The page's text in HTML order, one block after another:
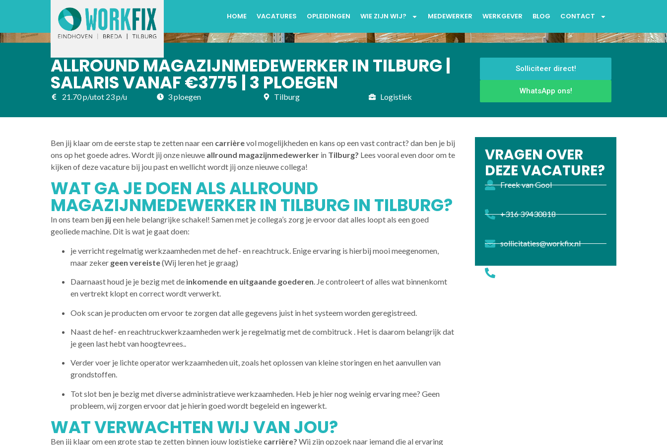
HOME VACATURES OPLEIDINGEN WIE ZIJN WIJ? MEDEWERKER WERKGEVER BLOG CONTACT
ALLROUND MAGAZIJNMEDEWERKER IN TILBURG |
SALARIS VANAF €3775 | 3 PLOEGEN
21.70 p/utot 23 p/u 3 ploegen Tilburg Logistiek
Solliciteer direct!
WhatsApp ons!
Ben jij klaar om de eerste stap te zetten naar een carrièrevol mogelijkheden en kans op een vast contract? dan ben je bij
ons op het goede adres. Wordt jij onze nieuwe allround magazijnmedewerker in Tilburg? Lees vooral even door om te
kijken of deze vacature bij jou past en wellicht wordt jij onze nieuwe collega!
WAT GA JE DOEN ALS ALLROUND
MAGAZIJNMEDEWERKER IN TILBURG IN TILBURG?
In ons team ben jijeen hele belangrijke schakel! Samen met je collega’s zorg je ervoor dat alles loopt als een goed
geoliede machine. Dit is wat je gaat doen:
je verricht regelmatig werkzaamheden met de hef- en reachtruck. Enige ervaring is hierbij mooi meegenomen,
maar zeker geen vereiste(Wij leren het je graag)
Daarnaast houd je je bezig met de inkomende en uitgaande goederen. Je controleert of alles wat binnenkomt
en vertrekt klopt en correct wordt verwerkt.
Ook scan je producten om ervoor te zorgen dat alle gegevens juist in het systeem worden geregistreed.
Naast de hef- en reachtruckwerkzaamheden werk je regelmatig met de combitruck . Het is daarom belangrijk dat
je geen last hebt van hoogtevrees..
Verder voer je lichte operator werkzaamheden uit, zoals het oplossen van kleine storingen en het aanvullen van
grondstoffen.
Tot slot ben je bezig met diverse administratieve werkzaamheden. Heb je hier nog weinig ervaring mee? Geen
probleem, wij zorgen ervoor dat je hierin goed wordt begeleid en ingewerkt.
WAT VERWACHTEN WIJ VAN JOU?
Ben jij klaar om een grote stap te zetten binnen jouw logistieke carrière? Wij zijn opzoek naar iemand die al ervaring
VRAGEN OVER
DEZE VACATURE?
Freek van Gool
+316 39430818
sollicitaties@workfix.nl